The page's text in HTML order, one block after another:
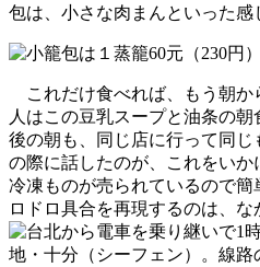
包は、小さな肉まんといった感
これだけ食べれば、もう朝か
人はこの豆乳スープと油条の
後の朝も、同じ店に行って同
の際に話したのが、これをい
冷凍ものが売られているので
ロドロ具合を再現するのは、な